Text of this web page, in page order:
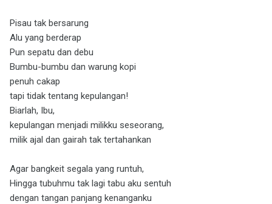
Pisau tak bersarung
Alu yang berderap
Pun sepatu dan debu
Bumbu-bumbu dan warung kopi
penuh cakap
tapi tidak tentang kepulangan!
Biarlah, Ibu,
kepulangan menjadi milikku seseorang,
milik ajal dan gairah tak tertahankan
Agar bangkeit segala yang runtuh,
Hingga tubuhmu tak lagi tabu aku sentuh
dengan tangan panjang kenanganku